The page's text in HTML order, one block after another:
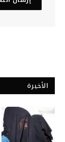
الأخيرة